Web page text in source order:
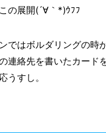
の展開(´∀｀*)ｳﾌﾌ
ではボルダリングの時
連絡先を書いたカード
うすし。